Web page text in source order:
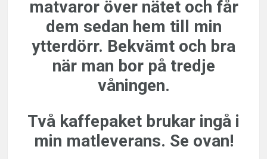
matvaror över nätet och får
dem sedan hem till min
ytterdörr. Bekvämt och bra
när man bor på tredje
våningen.
Två kaffepaket brukar ingå i
min matleverans. Se ovan!